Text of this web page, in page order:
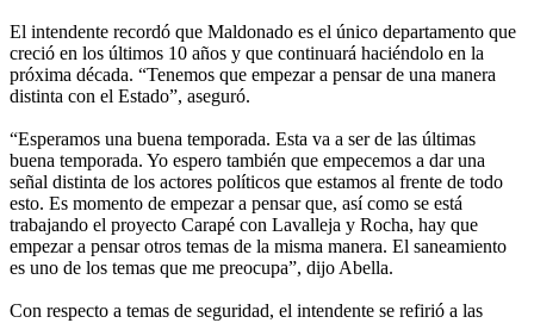
El intendente recordó que Maldonado es el único departamento que
creció en los últimos 10 años y que continuará haciéndolo en la
próxima década. “Tenemos que empezar a pensar de una manera
distinta con el Estado”, aseguró.
“Esperamos una buena temporada. Esta va a ser de las últimas
buena temporada. Yo espero también que empecemos a dar una
señal distinta de los actores políticos que estamos al frente de todo
esto. Es momento de empezar a pensar que, así como se está
trabajando el proyecto Carapé con Lavalleja y Rocha, hay que
empezar a pensar otros temas de la misma manera. El saneamiento
es uno de los temas que me preocupa”, dijo Abella.
Con respecto a temas de seguridad, el intendente se refirió a las